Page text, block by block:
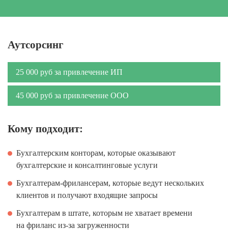
Аутсорсинг
25 000 руб за привлечение ИП
45 000 руб за привлечение ООО
Кому подходит:
Бухгалтерским конторам, которые оказывают
бухгалтерские и консалтинговые услуги
Бухгалтерам-фрилансерам, которые ведут нескольких
клиентов и получают входящие запросы
Бухгалтерам в штате, которым не хватает времени
на фриланс из-за загруженности